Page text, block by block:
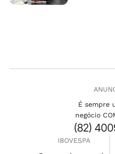
É sempre
negócio
(82)
IBOVESPA